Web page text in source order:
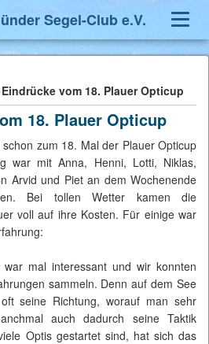
Segel-Club e.V.
vom 18. Plauer Opticup
18. Plauer Opticup
zum 18. Mal der Plauer Opticup
war mit Anna, Henni, Lotti, Niklas,
Arvid und Piet an dem Wochenende
Bei tollen Wetter kamen die
voll auf ihre Kosten. Für einige war
mal interessant und wir konnten
sammeln. Denn auf dem See
seine Richtung, worauf man sehr
auch dadurch seine Taktik
Optis gestartet sind, hat sich das